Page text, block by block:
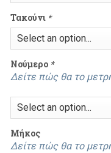
Τακούνι *
Νούμερο *
Δείτε πώς θα το
Mήκος
Δείτε πώς θα το